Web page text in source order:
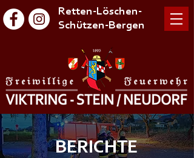
Retten-Löschen-
Schützen-Bergen
BERICHTE